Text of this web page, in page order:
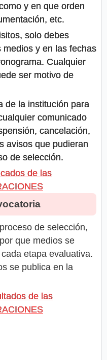
y en que orden
etc.
solo debes
y en las fechas
Cualquier
ser motivo de
de la institución para
comunicado
cancelación,
avisos que pudieran
de selección.
de las
de selección,
que medios se
etapa evaluativa.
se publica en la
de las